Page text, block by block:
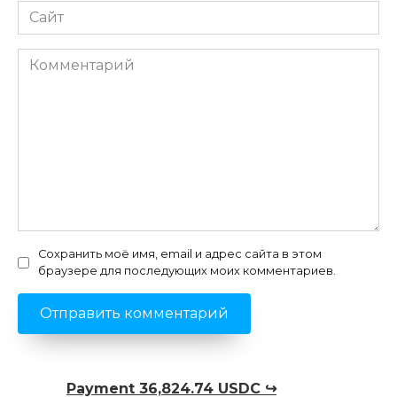
Сайт
Комментарий
Сохранить моё имя, email и адрес сайта в этом
браузере для последующих моих комментариев.
Payment 36,824.74 USDC ↪